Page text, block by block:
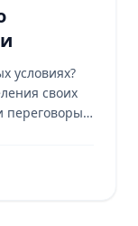
условиях?
своих
переговоры